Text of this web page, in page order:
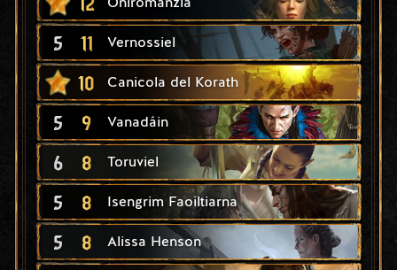
Oniromanzia
5 11 Vernossiel
10 Canicola del Korath
5 9 Vanadáin
6 8 Toruviel
5 8 Isengrim Faoiltiarna
5 8 Alissa Henson